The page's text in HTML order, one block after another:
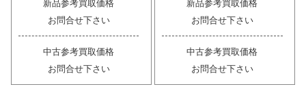
新品参考買取価格
お問合せ下さい
中古参考買取価格
お問合せ下さい
新品参考買取価格
お問合せ下さい
中古参考買取価格
お問合せ下さい